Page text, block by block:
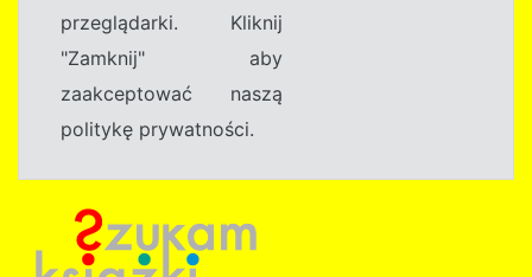
przeglądarki. Kliknij
"Zamknij" aby
zaakceptować naszą
politykę prywatności.